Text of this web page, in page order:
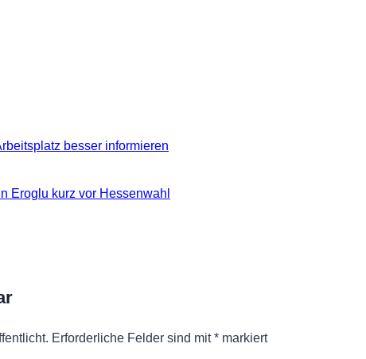
besser informieren
Eroglu kurz vor Hessenwahl
Erforderliche Felder sind mit* markiert